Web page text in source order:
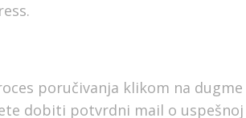
poručivanja klikom na
dobiti potvrdni mail o